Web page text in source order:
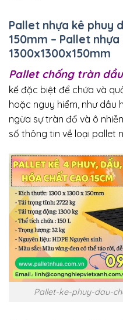
Pallet nhựa kê phuy
150mm – Pallet
1300x1300x150mm
Pallet chống tràn dầu
kế đặc biệt để chứa và
hoặc nguy hiểm, như dầu
ngừa sự tràn đổ và ô
số thông tin về loại pallet
Pallet-ke-phuy-dau-